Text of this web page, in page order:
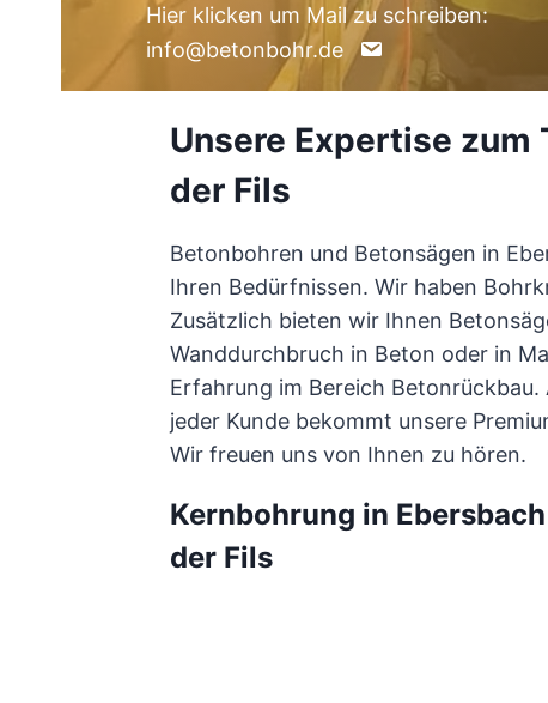
Hier klicken um Mail zu schreiben:
info@betonbohr.de
Unsere Expertise zum
der Fils
Betonbohren und Betonsägen in
Ihren Bedürfnissen. Wir haben
Zusätzlich bieten wir Ihnen
Wanddurchbruch in Beton oder in
Erfahrung im Bereich
jeder Kunde bekommt unsere
Wir freuen uns von Ihnen zu hören.
Kernbohrung in
der Fils